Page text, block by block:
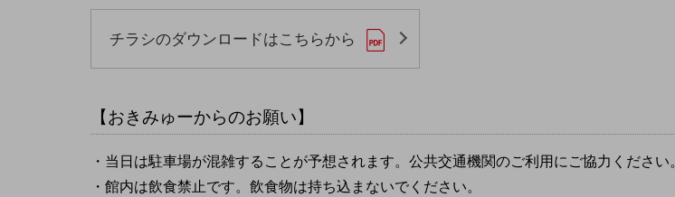
チラシのダウンロードはこちらから
【おきみゅーからのお願い】
・当日は駐車場が混雑することが予想されます。公共交通機関のご利用にご協力ください。
・館内は飲食禁止です。飲食物は持ち込まないでください。